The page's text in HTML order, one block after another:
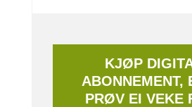
KJØP
ABONNEMENT,
PRØV EI VEKE